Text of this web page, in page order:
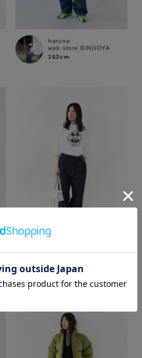
haruna
web store BINGOYA
163cm
170cm